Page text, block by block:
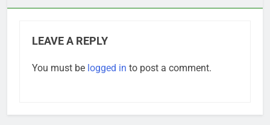
LEAVE A REPLY
You must be logged in to post a comment.